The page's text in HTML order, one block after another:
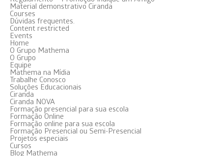
Material demonstrativo Ciranda
Courses
Dúvidas frequentes.
Content restricted
Events
Home
O Grupo Mathema
O Grupo
Equipe
Mathema na Mídia
Trabalhe Conosco
Soluções Educacionais
Ciranda
Ciranda NOVA
Formação presencial para sua escola
Formação Online
Formação online para sua escola
Formação Presencial ou Semi-Presencial
Projetos especiais
Cursos
Blog Mathema